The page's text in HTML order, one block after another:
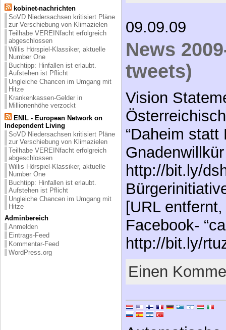
kobinet-nachrichten
SoVD Niedersachsen kritisiert Pläne
zur Verschiebung von Klimazielen
Teilhabe VEREINfacht erfolgreich
abgeschlossen
Willis Hörspiel-Klassiker, aktuelle
Number One
Buchtipp: Hinfallen ist erlaubt.
Aufstehen ist Pflicht
Ungleiche Chancen im Umgang mit
Hitze
Krankenkassen-Gelder in
Millionenhöhe verzockt
ENIL - European Network on
Independent Living
SoVD Niedersachsen kritisiert Pläne
zur Verschiebung von Klimazielen
Teilhabe VEREINfacht erfolgreich
abgeschlossen
Willis Hörspiel-Klassiker, aktuelle
Number One
Buchtipp: Hinfallen ist erlaubt.
Aufstehen ist Pflicht
Ungleiche Chancen im Umgang mit
Hitze
Adminbereich
Anmelden
Eintrags-Feed
Kommentar-Feed
WordPress.org
09.09.09
News
tweets)
Vision
“Daheim statt
http://bit.ly/
[URL
Facebook-
http://bit.ly/
Einen